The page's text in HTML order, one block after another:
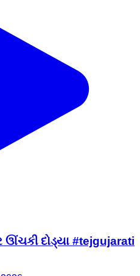
ઊંચકી દોડ્યા #tejgujarati